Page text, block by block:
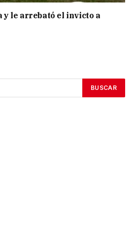
y le arrebató el invicto a